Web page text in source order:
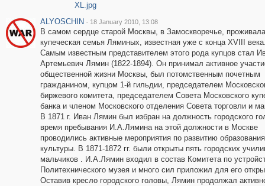
XL.jpg
ALYOSCHIN · 18 January 2010, 13:08
В самом сердце старой Москвы, в Замоскворечье, проживала
купеческая семья Ляминых, известная уже с конца XVIII
Самым известным представителем этого рода купцов стал
Артемьевич Лямин (1822-1894). Он принимал активное
общественной жизни Москвы, был потомственным почетным
гражданином, купцом 1-й гильдии, председателем
биржевого комитета, председателем Совета Московского
банка и членом Московского отделения Совета торговли и
В 1871 г. Иван Лямин был избран на должность городского
время пребывания И.А.Лямина на этой должности в Москве
проводились активные мероприятия по развитию
культуры. В 1871-1872 гг. были открыты пять городских
мальчиков . И.А.Лямин входил в состав Комитета по
Политехнического музея и много сил приложил для его
Оставив кресло городского головы, Лямин продолжал